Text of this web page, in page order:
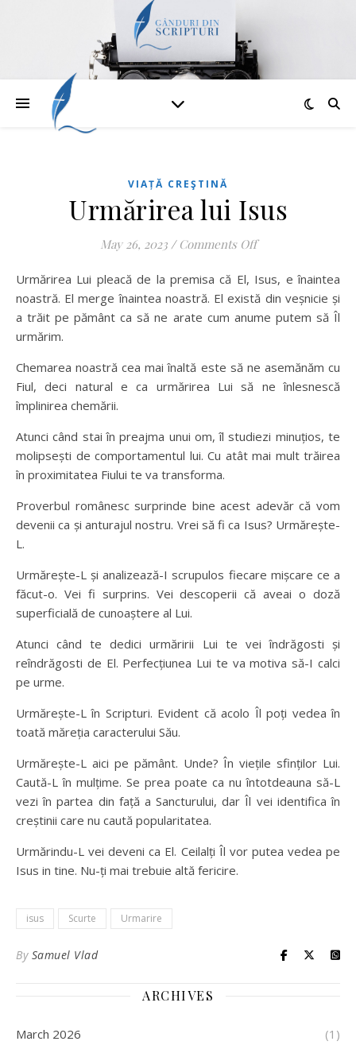
VIAȚĂ CREŞTINĂ
Urmărirea lui Isus
May 26, 2023 / Comments Offon Urmărirea lui
Urmărirea Lui pleacă de la premisa că El, Isus, e înaintea
noastră. El merge înaintea noastră. El există din veșnicie și
a trăit pe pământ ca să ne arate cum anume putem să Îl
urmărim.
Chemarea noastră cea mai înaltă este să ne asemănăm cu
Fiul, deci natural e ca urmărirea Lui să ne înlesnescă
împlinirea chemării.
Atunci când stai în preajma unui om, îl studiezi minuțios, te
molipsești de comportamentul lui. Cu atât mai mult trăirea
în proximitatea Fiului te va transforma.
Proverbul românesc surprinde bine acest adevăr că vom
devenii ca și anturajul nostru. Vrei să fi ca Isus? Urmărește-
L.
Urmărește-L și analizează-I scrupulos fiecare mișcare ce a
făcut-o. Vei fi surprins. Vei descoperii că aveai o doză
superficială de cunoaștere al Lui.
Atunci când te dedici urmăririi Lui te vei îndrăgosti și
reîndrăgosti de El. Perfecțiunea Lui te va motiva să-I calci
pe urme.
Urmărește-L în Scripturi. Evident că acolo Îl poți vedea în
toată măreția caracterului Său.
Urmărește-L aici pe pământ. Unde? În viețile sfinților Lui.
Caută-L în mulțime. Se prea poate ca nu întotdeauna să-L
vezi în partea din față a Sancturului, dar Îl vei identifica în
creștinii care nu caută popularitatea.
Urmărindu-L vei deveni ca El. Ceilalți Îl vor putea vedea pe
Isus in tine. Nu-ți mai trebuie altă fericire.
isus Scurte Urmarire
By Samuel Vlad
ARCHIVES
March 2026 (1)